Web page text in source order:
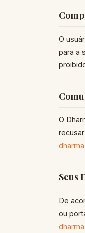
O
para a
O
Seus
De
ou